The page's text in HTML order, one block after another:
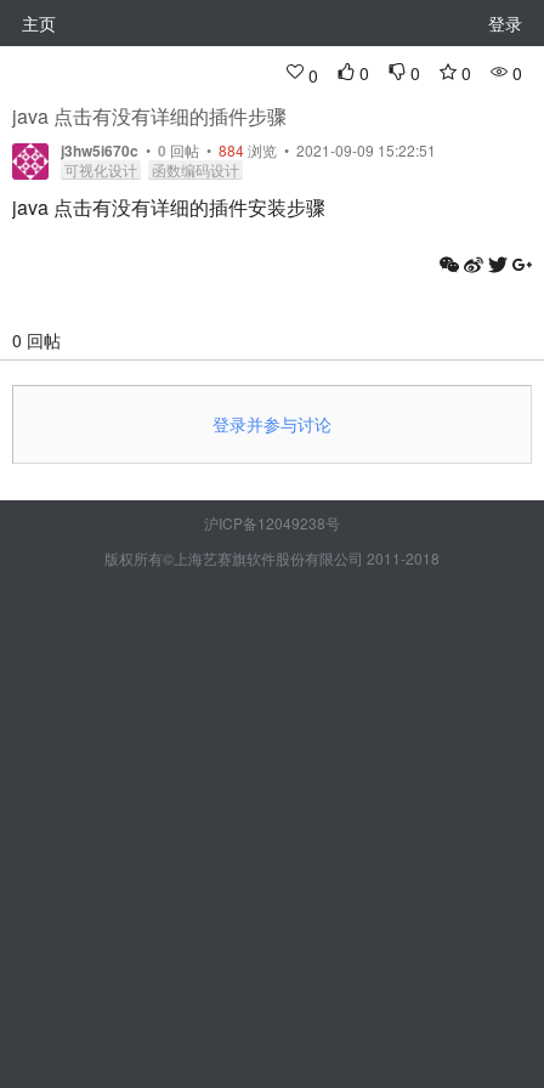
主页 登录
0 0 0 0 0
java 点击有没有详细的插件步骤
j3hw5i670c • 0 回帖 • 884浏览 • 2021-09-09 15:22:51
可视化设计
函数编码设计
java 点击有没有详细的插件安装步骤
0 回帖
登录并参与讨论
沪ICP备12049238号
版权所有©上海艺赛旗软件股份有限公司 2011-2018